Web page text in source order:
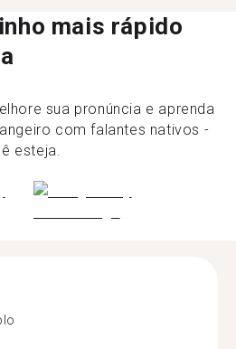
mais rápido
sua pronúncia e aprenda
com falantes nativos -
esteja.